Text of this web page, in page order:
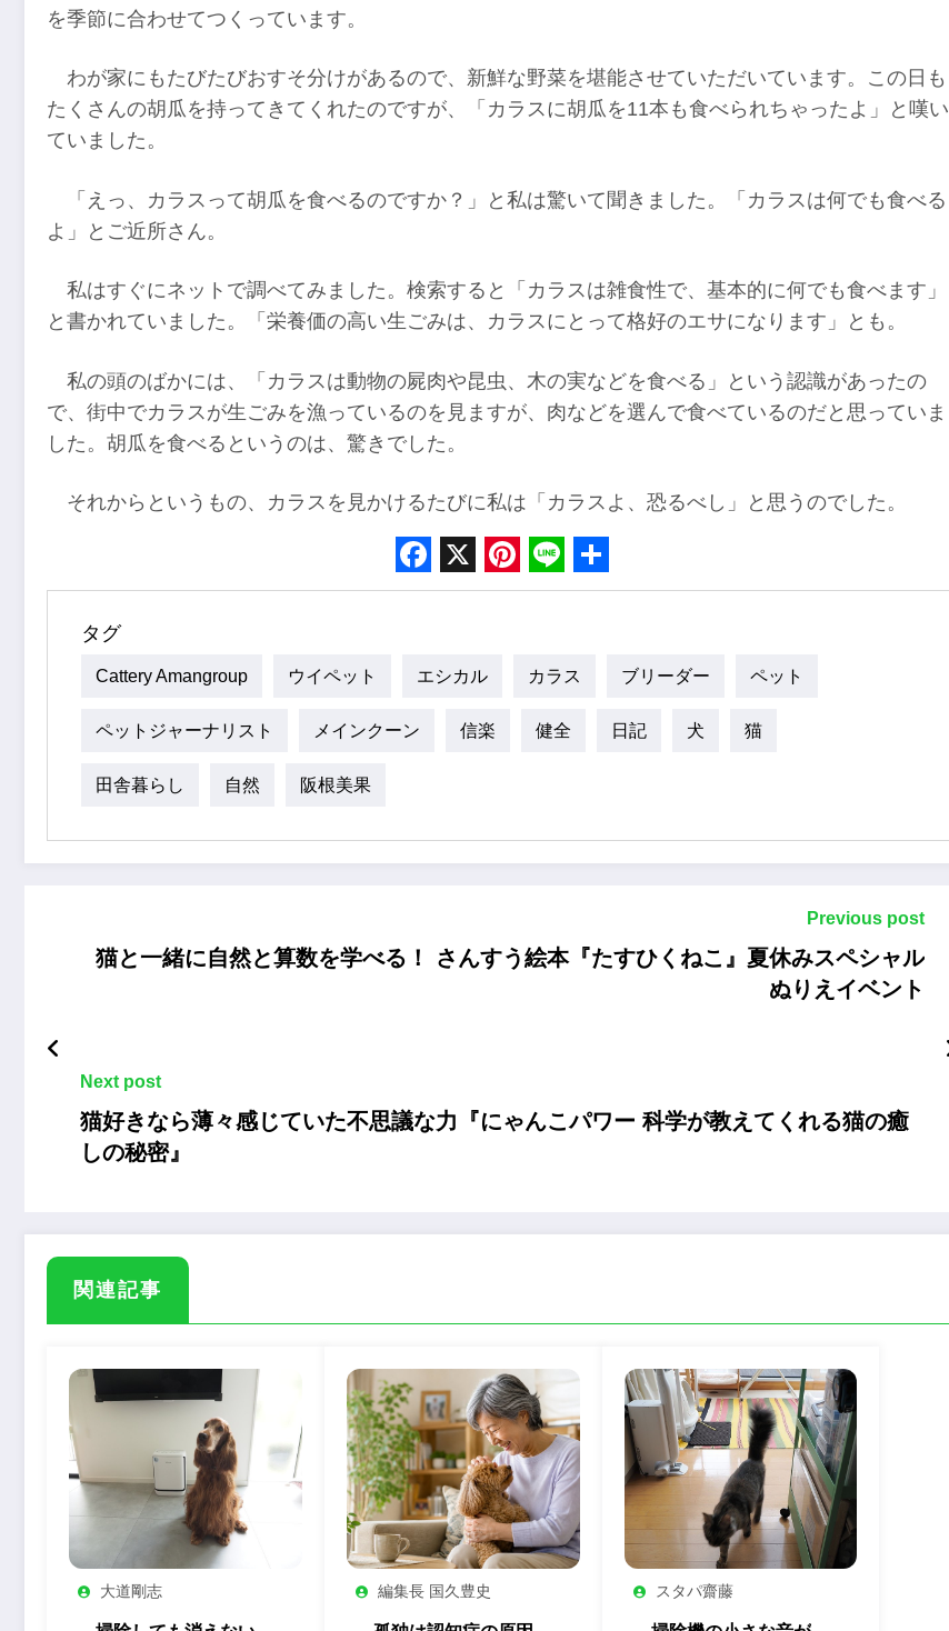
を季節に合わせてつくっています。
わが家にもたびたびおすそ分けがあるので、新鮮な野菜を堪能させていただいています。この日も
たくさんの胡瓜を持ってきてくれたのですが、「カラスに胡瓜を11本も食べられちゃったよ」と嘆い
ていました。
「えっ、カラスって胡瓜を食べるのですか？」と私は驚いて聞きました。「カラスは何でも食べる
よ」とご近所さん。
私はすぐにネットで調べてみました。検索すると「カラスは雑食性で、基本的に何でも食べます」
と書かれていました。「栄養価の高い生ごみは、カラスにとって格好のエサになります」とも。
私の頭のばかには、「カラスは動物の屍肉や昆虫、木の実などを食べる」という認識があったの
で、街中でカラスが生ごみを漁っているのを見ますが、肉などを選んで食べているのだと思っていま
した。胡瓜を食べるというのは、驚きでした。
それからというもの、カラスを見かけるたびに私は「カラスよ、恐るべし」と思うのでした。
Facebook
X Pinterest
LineShare
タグ
Cattery Amangroup ウイペット エシカル カラス ブリーダー ペット
ペットジャーナリスト メインクーン 信楽 健全 日記 犬 猫
田舎暮らし 自然 阪根美果
Previous post
猫と一緒に自然と算数を学べる！ さんすう絵本『たすひくねこ』夏休みスペシャル
ぬりえイベント
Next post
猫好きなら薄々感じていた不思議な力『にゃんこパワー 科学が教えてくれる猫の癒
しの秘密』
関連記事
大道剛志 編集長 国久豊史 スタパ齋藤